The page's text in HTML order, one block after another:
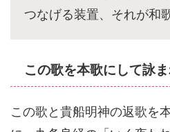
つなげる装置、それが和
この歌を本歌にして詠
この歌と貴船明神の返歌を